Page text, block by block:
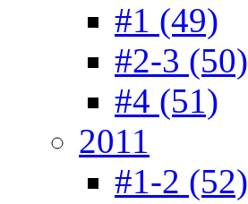
#1 (49)
#2-3 (50)
#4 (51)
2011
#1-2 (52)